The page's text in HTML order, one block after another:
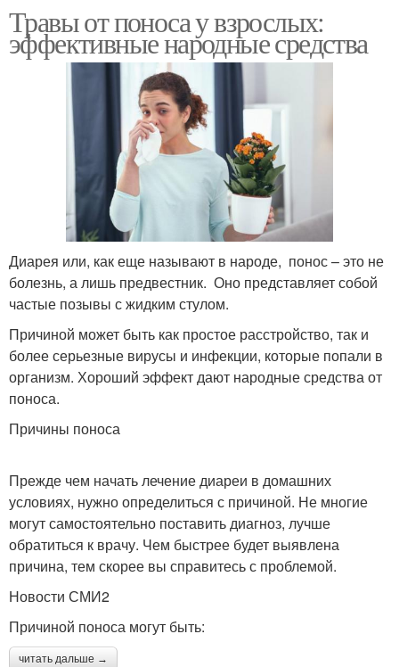
Травы от поноса у взрослых:
эффективные народные средства
Диарея или, как еще называют в народе, понос – это не
болезнь, а лишь предвестник. Оно представляет собой
частые позывы с жидким стулом.
Причиной может быть как простое расстройство, так и
более серьезные вирусы и инфекции, которые попали в
организм. Хороший эффект дают народные средства от
поноса.
Причины поноса
Прежде чем начать лечение диареи в домашних
условиях, нужно определиться с причиной. Не многие
могут самостоятельно поставить диагноз, лучше
обратиться к врачу. Чем быстрее будет выявлена
причина, тем скорее вы справитесь с проблемой.
Новости СМИ2
Причиной поноса могут быть:
читать дальше →